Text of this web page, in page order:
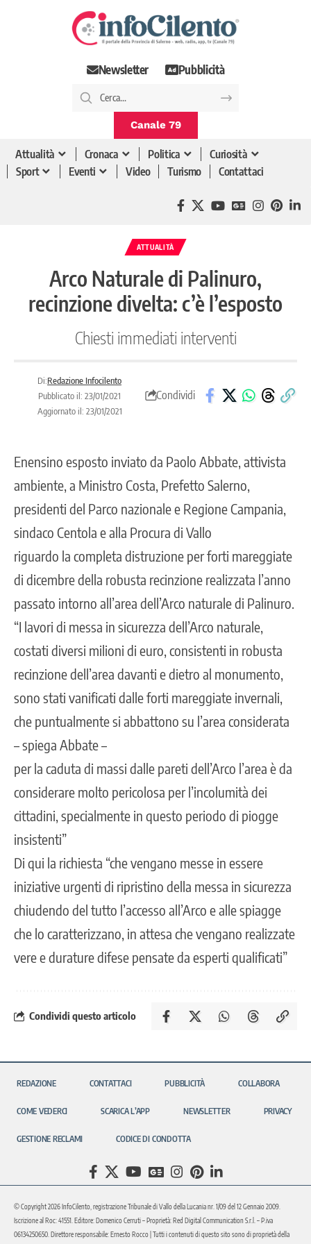
Newsletter Pubblicità
Canale 79
Attualità Cronaca Politica
Curiosità
Sport
Eventi Video Turismo Contattaci
ATTUALITÀ
Arco Naturale di Palinuro,
recinzione divelta: c’è l’esposto
Chiesti immediati interventi
Di:Redazione Infocilento
Pubblicato il: 23/01/2021
Aggiornato il: 23/01/2021
Condividi
Enensino esposto inviato da Paolo Abbate, attivista
ambiente, a Ministro Costa, Prefetto Salerno,
presidenti del Parco nazionale e Regione Campania,
sindaco Centola e alla Procura di Vallo
riguardo la completa distruzione per forti mareggiate
di dicembre della robusta recinzione realizzata l’anno
passato intorno all’area dell’Arco naturale di Palinuro.
“I lavori di messa in sicurezza dell’Arco naturale,
costati diversi milioni di euro, consistenti in robusta
recinzione dell’area davanti e dietro al monumento,
sono stati vanificati dalle forti mareggiate invernali,
che puntualmente si abbattono su l’area considerata
– spiega Abbate –
per la caduta di massi dalle pareti dell’Arco l’area è da
considerare molto pericolosa per l’incolumità dei
cittadini, specialmente in questo periodo di piogge
insistenti”
Di qui la richiesta “che vengano messe in essere
iniziative urgenti di ripristino della messa in sicurezza
chiudendo del tutto l’accesso all’Arco e alle spiagge
che lo caratterizzano, in attesa che vengano realizzate
vere e durature difese pensate da esperti qualificati”
Condividi questo articolo
REDAZIONE CONTATTACI PUBBLICITÀ COLLABORA
COME VEDERCI SCARICA L’APP NEWSLETTER PRIVACY
GESTIONE RECLAMI CODICE DI CONDOTTA
© Copyright 2026 InfoCilento, registrazione Tribunale di Vallo della Lucania nr. 1/09 del 12 Gennaio 2009.
Iscrizione al Roc: 41551. Editore: Domenico Cerruti – Proprietà: Red Digital Communication S.r.l. – P.iva
06134250650. Direttore responsabile: Ernesto Rocco | Tutti i contenuti di questo sito sono di proprietà della